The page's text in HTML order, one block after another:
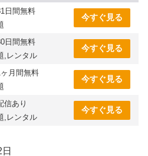
日間無料
今すぐ見る
日間無料
,レンタル
今すぐ見る
月間無料
今すぐ見る
信あり
,レンタル
今すぐ見る